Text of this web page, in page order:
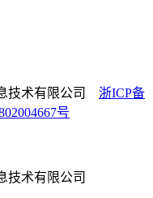
技术有限公司 浙ICP备
号
技术有限公司